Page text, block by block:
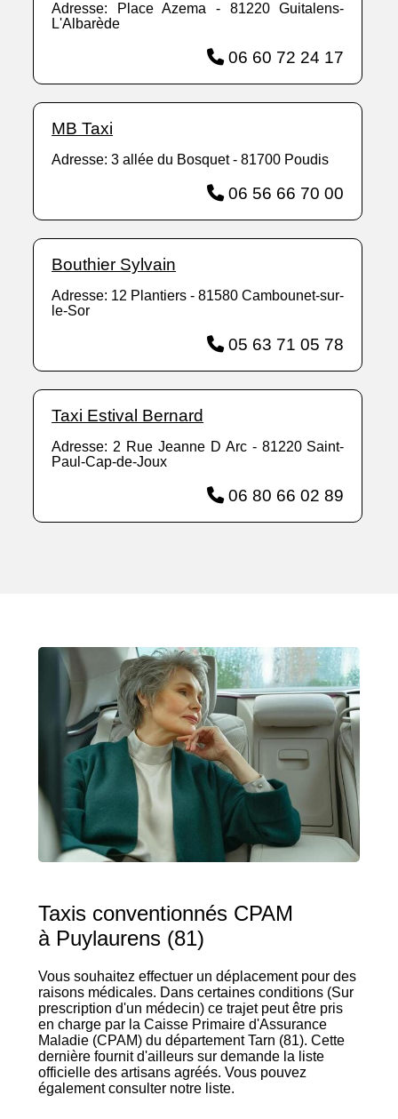
Adresse: Place Azema - 81220 Guitalens-
L'Albarède
06 60 72 24 17
MB Taxi
Adresse: 3 allée du Bosquet - 81700 Poudis
06 56 66 70 00
Bouthier Sylvain
Adresse: 12 Plantiers - 81580 Cambounet-sur-
le-Sor
05 63 71 05 78
Taxi Estival Bernard
Adresse: 2 Rue Jeanne D Arc - 81220 Saint-
Paul-Cap-de-Joux
06 80 66 02 89
Taxis conventionnés CPAM
à Puylaurens (81)
Vous souhaitez effectuer un déplacement pour des
raisons médicales. Dans certaines conditions (Sur
prescription d'un médecin) ce trajet peut être pris
en charge par la Caisse Primaire d'Assurance
Maladie (CPAM) du département Tarn (81). Cette
dernière fournit d'ailleurs sur demande la liste
officielle des artisans agréés. Vous pouvez
également consulter notre liste.